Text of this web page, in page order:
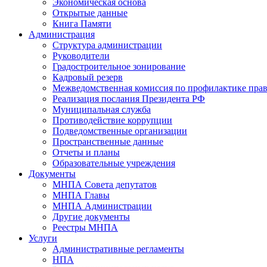
Экономическая основа
Открытые данные
Книга Памяти
Администрация
Структура администрации
Руководители
Градостроительное зонирование
Кадровый резерв
Межведомственная комиссия по профилактике
Реализация послания Президента РФ
Муниципальная служба
Противодействие коррупции
Подведомственные организации
Пространственные данные
Отчеты и планы
Образовательные учреждения
Документы
МНПА Совета депутатов
МНПА Главы
МНПА Администрации
Другие документы
Реестры МНПА
Услуги
Административные регламенты
НПА